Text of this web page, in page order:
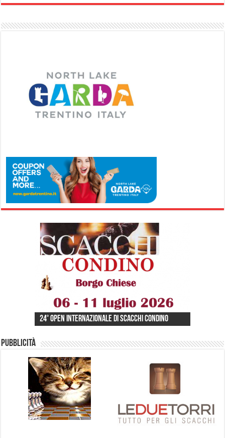
24° Open Internazionale di Scacchi Condino
48° Festival Scacchistico Internazionale
ECU SENIOR CHESS CHAMPIONSHIPS 2026 ACQUI
TERME
Pubblicità